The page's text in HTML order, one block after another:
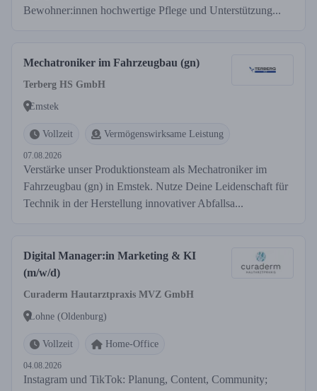
Bewohner:innen hochwertige Pflege und Unterstützung...
Mechatroniker im Fahrzeugbau (gn)
Terberg HS GmbH
Emstek
Vollzeit Vermögenswirksame Leistung
07.08.2026
Verstärke unser Produktionsteam als Mechatroniker im
Fahrzeugbau (gn) in Emstek. Nutze Deine Leidenschaft für
Technik in der Herstellung innovativer Abfallsa...
Digital Manager:in Marketing & KI
(m/w/d)
Curaderm Hautarztpraxis MVZ GmbH
Lohne (Oldenburg)
Vollzeit Home-Office
04.08.2026
Instagram und TikTok: Planung, Content, Community;